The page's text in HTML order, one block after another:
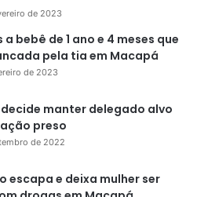
de 2023
a bebê de 1 ano e 4 meses que
pela tia em Macapá
de 2023
manter delegado alvo
preso
de 2022
escapa e deixa mulher ser